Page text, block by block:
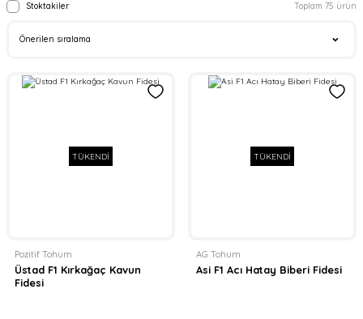
Stoktakiler Toplam 75 ürün
TÜKENDİ
Pozitif Tohum
Üstad F1 Kırkağaç Kavun
Fidesi
TÜKENDİ
AG Tohum
Asi F1 Acı Hatay Biberi Fidesi